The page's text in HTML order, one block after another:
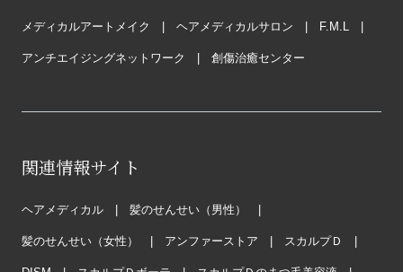
メディカルアートメイク ヘアメディカルサロン F.M.L
アンチエイジングネットワーク 創傷治癒センター
関連情報サイト
ヘアメディカル 髪のせんせい（男性）
髪のせんせい（女性） アンファーストア スカルプＤ